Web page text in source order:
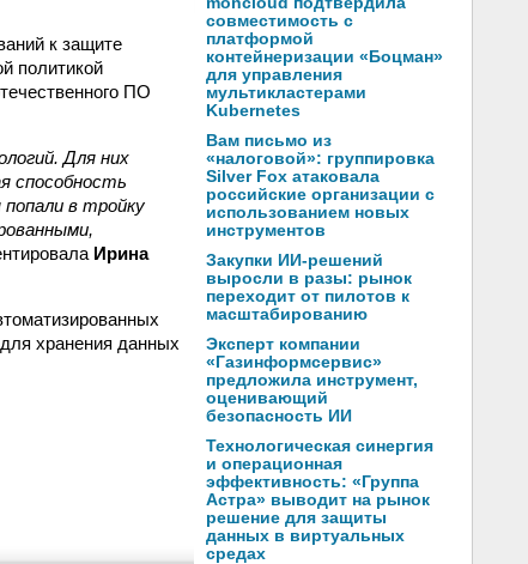
к защите
политикой
ПО
Для них
способность
в тройку
Ирина
хранения данных
совместимость с
платформой
контейнеризации «Боцман»
для управления
мультикластерами
Kubernetes
Вам письмо из
«налоговой»: группировка
Silver Fox атаковала
российские организации с
использованием новых
инструментов
Закупки ИИ-решений
выросли в разы: рынок
переходит от пилотов к
масштабированию
Эксперт компании
«Газинформсервис»
предложила инструмент,
оценивающий
безопасность ИИ
Технологическая синергия
и операционная
эффективность: «Группа
Астра» выводит на рынок
решение для защиты
данных в виртуальных
средах